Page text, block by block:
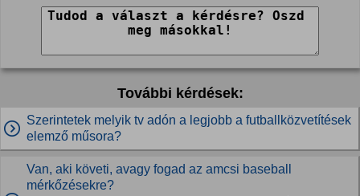
További kérdések:
Szerintetek melyik tv adón a legjobb a futballközvetítések
elemző műsora?
Van, aki követi, avagy fogad az amcsi baseball
mérkőzésekre?